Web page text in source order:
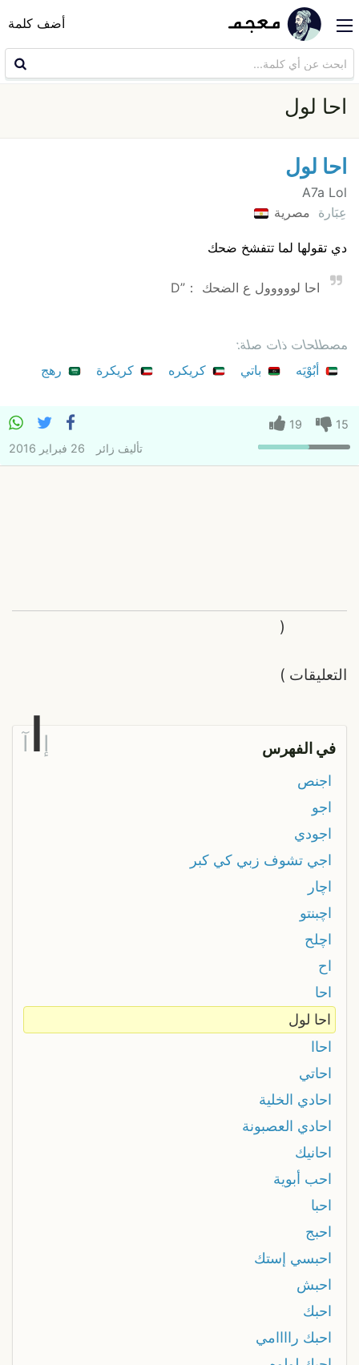
أضف كلمة
احا لول
احا لول
A7a Lol
عِبَارة مصرية
دي تقولها لما تتفشخ ضحك
احا لووووول ع الضحك ：”D
مصطلحات ذات صلة:
أبُوْيَه
باتي كريكره كريكرة رهج
15
19
تأليف زائر 26 فبراير 2016
التعليقات
(
)
في الفهرس إ آ
اجنص
اجو
اجودي
اجي تشوف زبي كي كبر
اچار
اچبنتو
اچلح
اح
احا
احا لول
احاا
احاتي
احادي الخلية
احادي العصبونة
احانيك
احب أبوية
احبا
احبج
احبسي إستك
احبش
احبك
احبك راااامي